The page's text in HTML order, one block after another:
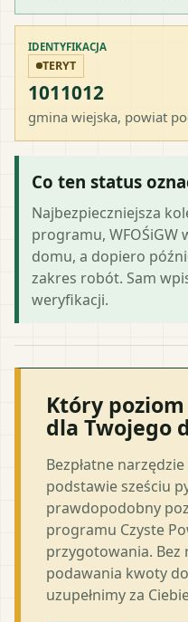
IDENTYFIKACJA
TERYT
1011012
gmina wiejska, powiat
Co ten status
Najbezpieczniejsza
programu, WFOŚiGW
domu, a dopiero
zakres robót. Sam
weryfikacji.
Który
dla Twojego
Bezpłatne
podstawie sześciu
prawdopodobny
programu Czyste
przygotowania. Bez
podawania kwoty
uzupełnimy za